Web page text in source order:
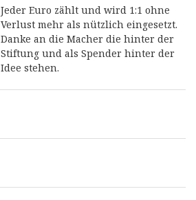
Jeder Euro zählt und wird 1:1 ohne
Verlust mehr als nützlich eingesetzt.
Danke an die Macher die hinter der
Stiftung und als Spender hinter der
Idee stehen.